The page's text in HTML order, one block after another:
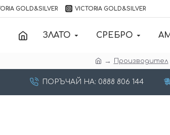
GOLD&SILVER VICTORIA GOLD&SILVER
ЗЛАТО СРЕБРО
Производител
ПОРЪЧАЙ НА: 0888 806 144